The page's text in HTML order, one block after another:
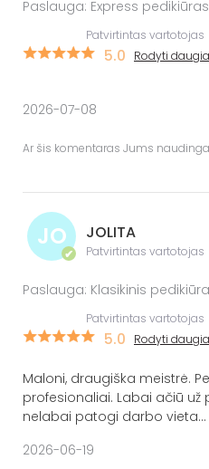
Paslauga: Express
Patvirtintas vartotojas
5.0 Rodyti
2026-07-08
Ar šis komentaras Jums
JO
✔
JOLITA
Patvirtintas vartotojas
Paslauga: Klasikinis
Patvirtintas vartotojas
5.0 Rodyti
Maloni, draugiška meistrė.
profesionaliai. Labai ačiū už
nelabai patogi darbo vieta...
2026-06-19